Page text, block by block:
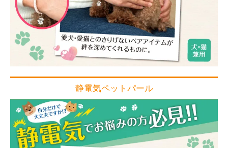
静電気ペットパール